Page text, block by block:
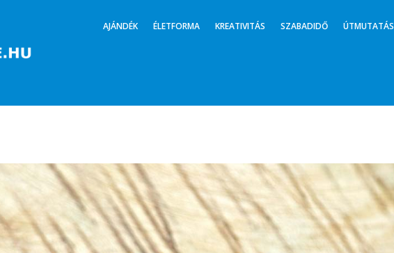
AJÁNDÉK ÉLETFORMA KREATIVITÁS SZABADIDŐ ÚTMUTATÁS